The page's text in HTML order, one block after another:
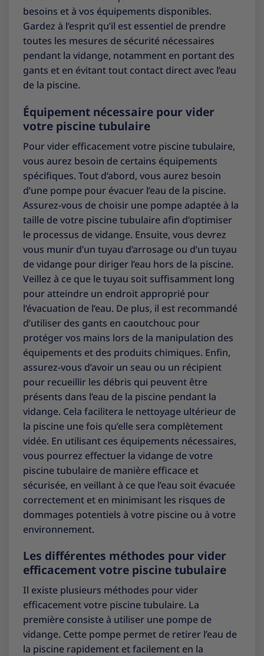
besoins et à vos équipements disponibles.
Gardez à l’esprit qu’il est essentiel de prendre
toutes les mesures de sécurité nécessaires
pendant la vidange, notamment en portant des
gants et en évitant tout contact direct avec l’eau
de la piscine.
Équipement nécessaire pour vider
votre piscine tubulaire
Pour vider efficacement votre piscine tubulaire,
vous aurez besoin de certains équipements
spécifiques. Tout d’abord, vous aurez besoin
d’une pompe pour évacuer l’eau de la piscine.
Assurez-vous de choisir une pompe adaptée à la
taille de votre piscine tubulaire afin d’optimiser
le processus de vidange. Ensuite, vous devrez
vous munir d’un tuyau d’arrosage ou d’un tuyau
de vidange pour diriger l’eau hors de la piscine.
Veillez à ce que le tuyau soit suffisamment long
pour atteindre un endroit approprié pour
l’évacuation de l’eau. De plus, il est recommandé
d’utiliser des gants en caoutchouc pour
protéger vos mains lors de la manipulation des
équipements et des produits chimiques. Enfin,
assurez-vous d’avoir un seau ou un récipient
pour recueillir les débris qui peuvent être
présents dans l’eau de la piscine pendant la
vidange. Cela facilitera le nettoyage ultérieur de
la piscine une fois qu’elle sera complètement
vidée. En utilisant ces équipements nécessaires,
vous pourrez effectuer la vidange de votre
piscine tubulaire de manière efficace et
sécurisée, en veillant à ce que l’eau soit évacuée
correctement et en minimisant les risques de
dommages potentiels à votre piscine ou à votre
environnement.
Les différentes méthodes pour vider
efficacement votre piscine tubulaire
Il existe plusieurs méthodes pour vider
efficacement votre piscine tubulaire. La
première consiste à utiliser une pompe de
vidange. Cette pompe permet de retirer l’eau de
la piscine rapidement et facilement en la